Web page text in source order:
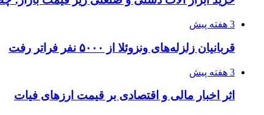
3 هفته پیش
قربانیان زلزله‌های ونزوئلا از ۵۰۰۰ نفر فراتر رفت
3 هفته پیش
اثر اخبار مالی و اقتصادی بر قیمت ارزهای فیات